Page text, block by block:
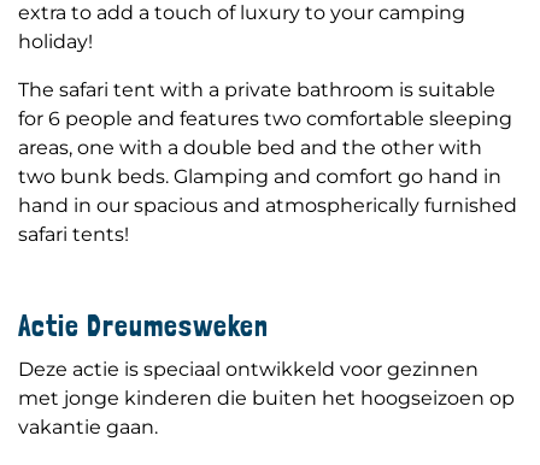
extra to add a touch of luxury to your camping
holiday!
The safari tent with a private bathroom is suitable
for 6 people and features two comfortable sleeping
areas, one with a double bed and the other with
two bunk beds. Glamping and comfort go hand in
hand in our spacious and atmospherically furnished
safari tents!
Actie Dreumesweken
Deze actie is speciaal ontwikkeld voor gezinnen
met jonge kinderen die buiten het hoogseizoen op
vakantie gaan.